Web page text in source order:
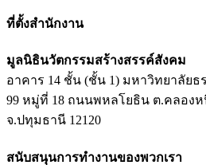
ที่ตั้งสำนักงาน
มูลนิธินวัตกรรมสร้างสรรค์สังคม
อาคาร 14 ชั้น (ชั้น 1) มหาวิทยาลัยธ
99 หมู่ที่ 18 ถนนพหลโยธิน ต.คลองห
จ.ปทุมธานี 12120
สนับสนุนการทำงานของพวกเรา